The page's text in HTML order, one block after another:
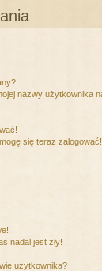
nazwy użytkownika
się teraz
nadal jest zły!
użytkownika?